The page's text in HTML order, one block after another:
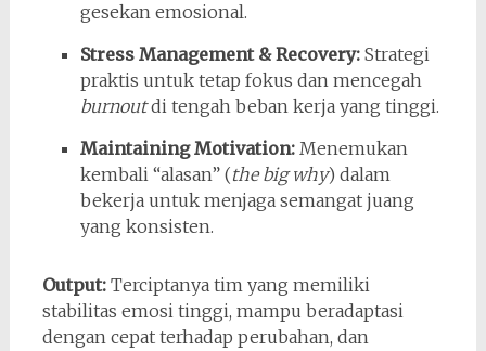
gesekan emosional.
Stress Management & Recovery:Strategi
praktis untuk tetap fokus dan mencegah
burnoutdi tengah beban kerja yang tinggi.
Maintaining Motivation:Menemukan
kembali “alasan” (the big why) dalam
bekerja untuk menjaga semangat juang
yang konsisten.
Output:Terciptanya tim yang memiliki
stabilitas emosi tinggi, mampu beradaptasi
dengan cepat terhadap perubahan, dan